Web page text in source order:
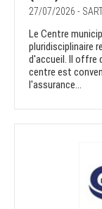
27/07/2026 -
Le Centre
pluridisciplinaire
d'accueil. Il offre
centre est
l'assurance...